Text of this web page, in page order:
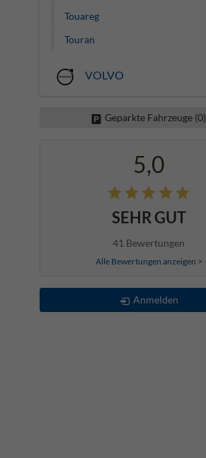
Touareg
Touran
VOLVO
Geparkte Fahrzeuge (0)
5,0
SEHR GUT
41 Bewertungen
Alle Bewertungen anzeigen >
Anmelden